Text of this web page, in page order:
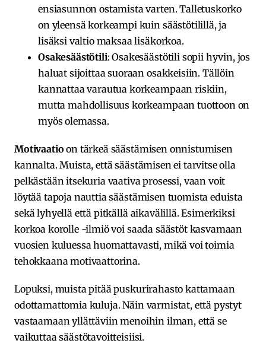
ensiasunnon ostamista varten. Talletuskorko
on yleensä korkeampi kuin säästötilillä, ja
lisäksi valtio maksaa lisäkorkoa.
Osakesäästötili: Osakesäästötili sopii hyvin, jos
haluat sijoittaa suoraan osakkeisiin. Tällöin
kannattaa varautua korkeampaan riskiin,
mutta mahdollisuus korkeampaan tuottoon on
myös olemassa.
Motivaatio on tärkeä säästämisen onnistumisen
kannalta. Muista, että säästämisen ei tarvitse olla
pelkästään itsekuria vaativa prosessi, vaan voit
löytää tapoja nauttia säästämisen tuomista eduista
sekä lyhyellä että pitkällä aikavälillä. Esimerkiksi
korkoa korolle -ilmiö voi saada säästöt kasvamaan
vuosien kuluessa huomattavasti, mikä voi toimia
tehokkaana motivaattorina.
Lopuksi, muista pitää puskurirahasto kattamaan
odottamattomia kuluja. Näin varmistat, että pystyt
vastaamaan yllättäviin menoihin ilman, että se
vaikuttaa säästötavoitteisiisi.